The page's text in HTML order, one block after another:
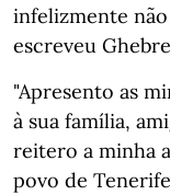
infelizmente não
escreveu
"Apresento as
à sua família,
reitero a minha
povo de